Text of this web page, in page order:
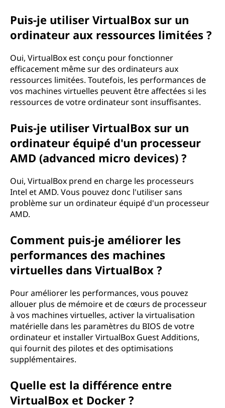
Puis-je utiliser VirtualBox sur un
ordinateur aux ressources limitées ?
Oui, VirtualBox est conçu pour fonctionner
efficacement même sur des ordinateurs aux
ressources limitées. Toutefois, les performances de
vos machines virtuelles peuvent être affectées si les
ressources de votre ordinateur sont insuffisantes.
Puis-je utiliser VirtualBox sur un
ordinateur équipé d'un processeur
AMD (advanced micro devices) ?
Oui, VirtualBox prend en charge les processeurs
Intel et AMD. Vous pouvez donc l'utiliser sans
problème sur un ordinateur équipé d'un processeur
AMD.
Comment puis-je améliorer les
performances des machines
virtuelles dans VirtualBox ?
Pour améliorer les performances, vous pouvez
allouer plus de mémoire et de cœurs de processeur
à vos machines virtuelles, activer la virtualisation
matérielle dans les paramètres du BIOS de votre
ordinateur et installer VirtualBox Guest Additions,
qui fournit des pilotes et des optimisations
supplémentaires.
Quelle est la différence entre
VirtualBox et Docker ?